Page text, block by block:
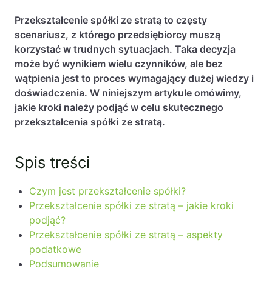
Przekształcenie spółki ze stratą to częsty
scenariusz, z którego przedsiębiorcy muszą
korzystać w trudnych sytuacjach. Taka decyzja
może być wynikiem wielu czynników, ale bez
wątpienia jest to proces wymagający dużej wiedzy i
doświadczenia. W niniejszym artykule omówimy,
jakie kroki należy podjąć w celu skutecznego
przekształcenia spółki ze stratą.
Spis treści
Czym jest przekształcenie spółki?
Przekształcenie spółki ze stratą – jakie kroki
podjąć?
Przekształcenie spółki ze stratą – aspekty
podatkowe
Podsumowanie